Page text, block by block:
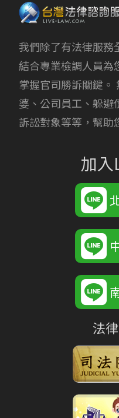
我們除了有法律服務
結合專業檢調人員為
掌握官司勝訴關鍵。
婆、公司員工、躲避
訴訟對象等等，幫助
加入
法